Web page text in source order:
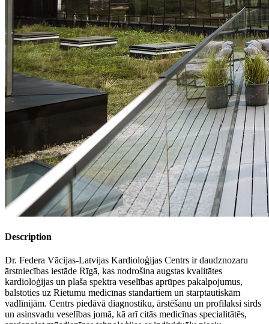
Description
Dr. Federa Vācijas-Latvijas Kardioloģijas Centrs ir daudznozaru
ārstniecības iestāde Rīgā, kas nodrošina augstas kvalitātes
kardioloģijas un plaša spektra veselības aprūpes pakalpojumus,
balstoties uz Rietumu medicīnas standartiem un starptautiskām
vadlīnijām. Centrs piedāvā diagnostiku, ārstēšanu un profilaksi sirds
un asinsvadu veselības jomā, kā arī citās medicīnas specialitātēs,